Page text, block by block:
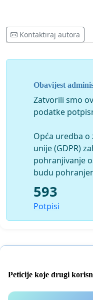
Predmetni
početkom
usljed
plinova, koji
izrazitoštetni
mutageni,
stanovništvo,
od lokalnih
Kontaktiraj autora
Obavijest
Zatvorili smo
podatke
Opća uredba
unije (GDPR)
pohranjivanje
budu
593
Potpisi
Peticije koje drugi